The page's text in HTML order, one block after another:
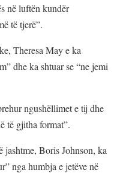
në luftën kundër
të tjerë”.
Theresa May e ka
dhe ka shtuar se “ne jemi
ngushëllimet e tij dhe
të gjitha format”.
Boris Johnson, ka
nga humbja e jetëve në